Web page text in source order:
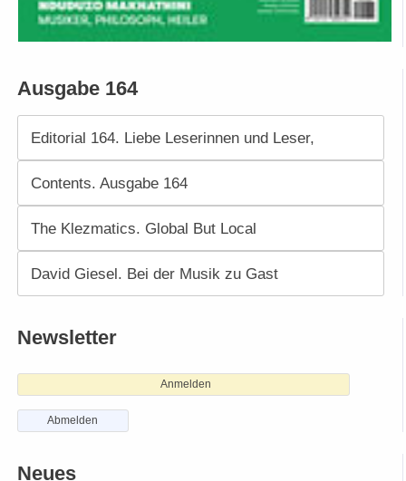
Ausgabe 164
Editorial 164. Liebe Leserinnen und Leser,
Contents. Ausgabe 164
The Klezmatics. Global But Local
David Giesel. Bei der Musik zu Gast
Newsletter
Anmelden
Abmelden
Neues